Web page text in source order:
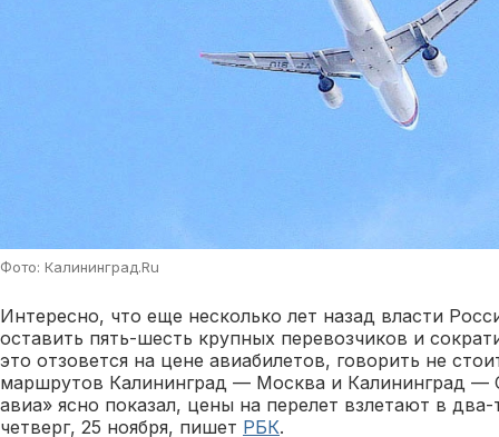
Фото: Калининград.Ru
Интересно, что еще несколько лет назад власти
оставить пять-шесть крупных перевозчиков и
это отзовется на цене авиабилетов, говорить не
маршрутов Калининград — Москва и Калининград —
авиа» ясно показал, цены на перелет взлетают в
четверг, 25 ноября, пишет РБК.